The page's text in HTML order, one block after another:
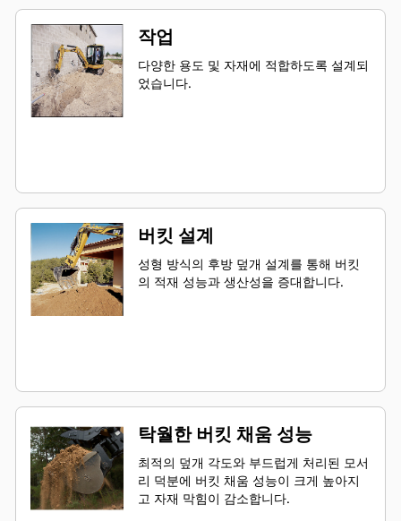
작업
다양한 용도 및 자재에 적합하도록 설계되
었습니다.
버킷 설계
성형 방식의 후방 덮개 설계를 통해 버킷
의 적재 성능과 생산성을 증대합니다.
탁월한 버킷 채움 성능
최적의 덮개 각도와 부드럽게 처리된 모서
리 덕분에 버킷 채움 성능이 크게 높아지
고 자재 막힘이 감소합니다.